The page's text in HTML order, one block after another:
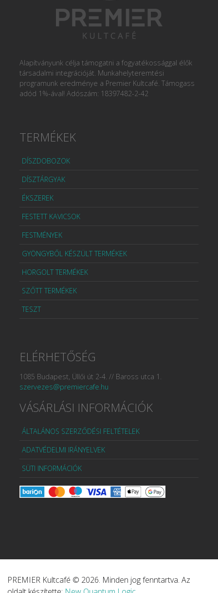
Alapítványunk célja támogatni a fogyatékossággal élők
társadalmi integrációját. Munkahelyteremtési
programunk eredménye a Premier Kultcafé. Támogass
adód 1%-ával! Adószám: 18397482-2-42
TERMÉKEK
DÍSZDOBOZOK
DÍSZTÁRGYAK
ÉKSZEREK
FESTETT KAVICSOK
FESTMÉNYEK
GYÖNGYBŐL KÉSZÜLT TERMÉKEK
HORGOLT TERMÉKEK
SZŐTT TERMÉKEK
TESZT
ELÉRHETŐSÉG
1085 Budapest, Üllői út 2-4. // Baross utca 1.
szervezes@premiercafe.hu
VÁSÁRLÁSI INFORMÁCIÓK
ÁLTALÁNOS SZERZŐDÉSI FELTÉTELEK
ADATVÉDELMI IRÁNYELVEK
SÜTI INFORMÁCIÓK
PREMIER Kultcafé © 2026. Minden jog fenntartva. Az